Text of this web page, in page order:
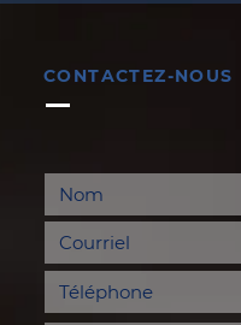
du 19
CONTACTEZ-NOUS